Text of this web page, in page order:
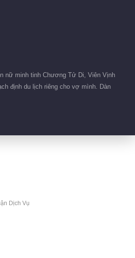
Phim ngắn 79
nữ minh tinh Chương Tử Di, Viên Vịnh
định du lịch riêng cho vợ mình. Dàn
Dịch Vụ